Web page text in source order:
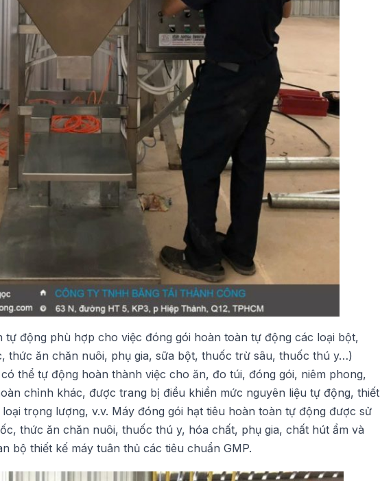
tự động phù hợp cho việc đóng gói hoàn toàn tự động các loại bột,
thức ăn chăn nuôi, phụ gia, sữa bột, thuốc trừ sâu, thuốc thú y…)
thể tự động hoàn thành việc cho ăn, đo túi, đóng gói, niêm phong,
chỉnh khác, được trang bị điều khiển mức nguyên liệu tự động, thiết
trọng lượng, v.v. Máy đóng gói hạt tiêu hoàn toàn tự động được sử
thức ăn chăn nuôi, thuốc thú y, hóa chất, phụ gia, chất hút ẩm và
bộ thiết kế máy tuân thủ các tiêu chuẩn GMP.